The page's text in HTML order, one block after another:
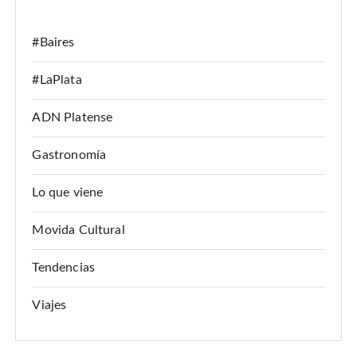
s
#Baires
#LaPlata
ADN Platense
Gastronomía
Lo que viene
Movida Cultural
Tendencias
Viajes